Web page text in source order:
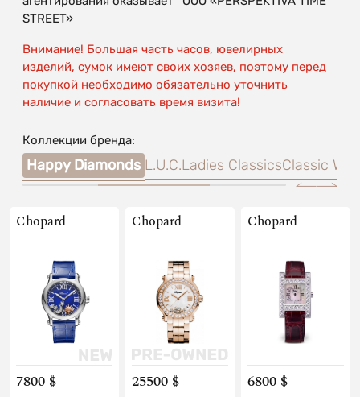
STREET»
Внимание! Большая часть часов, ювелирных
изделий, сумок имеют своих хозяев, поэтому перед
покупкой необходимо обязательно уточнить
наличие и согласовать время визита!
Коллекции бренда:
Happy Diamonds L.U.C.Ladies ClassicsClassic
Chopard
7800 $
Chopard
25500 $
Chopard
6800 $